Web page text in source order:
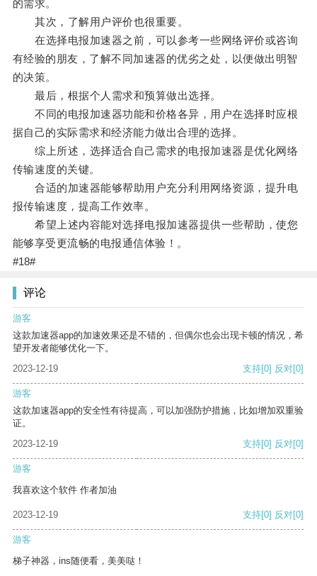
的需求。
其次，了解用户评价也很重要。
在选择电报加速器之前，可以参考一些网络评价或咨询
有经验的朋友，了解不同加速器的优劣之处，以便做出明智
的决策。
最后，根据个人需求和预算做出选择。
不同的电报加速器功能和价格各异，用户在选择时应根
据自己的实际需求和经济能力做出合理的选择。
综上所述，选择适合自己需求的电报加速器是优化网络
传输速度的关键。
合适的加速器能够帮助用户充分利用网络资源，提升电
报传输速度，提高工作效率。
希望上述内容能对选择电报加速器提供一些帮助，使您
能够享受更流畅的电报通信体验！。
#18#
评论
游客
这款加速器app的加速效果还是不错的，但偶尔也会出现卡顿的情况，希
望开发者能够优化一下。
2023-12-19
支持[0] 反对[0]
游客
这款加速器app的安全性有待提高，可以加强防护措施，比如增加双重验
证。
2023-12-19
支持[0] 反对[0]
游客
我喜欢这个软件 作者加油
2023-12-19 支持[0] 反对[0]
游客
梯子神器，ins随便看，美美哒！